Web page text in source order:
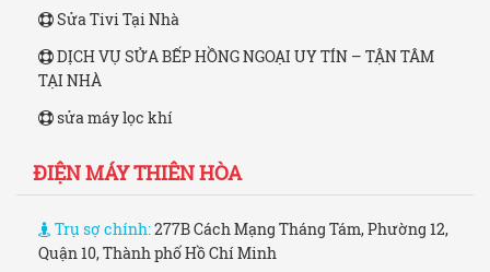
Sửa Tivi Tại Nhà
DỊCH VỤ SỬA BẾP HỒNG NGOẠI UY TÍN – TẬN TÂM
TẠI NHÀ
sửa máy lọc khí
ĐIỆN MÁY THIÊN HÒA
Trụ sợ chính:277B Cách Mạng Tháng Tám, Phường 12,
Quận 10, Thành phố Hồ Chí Minh